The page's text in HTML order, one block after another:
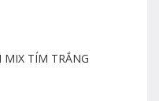
MIX TÍM TRẮNG